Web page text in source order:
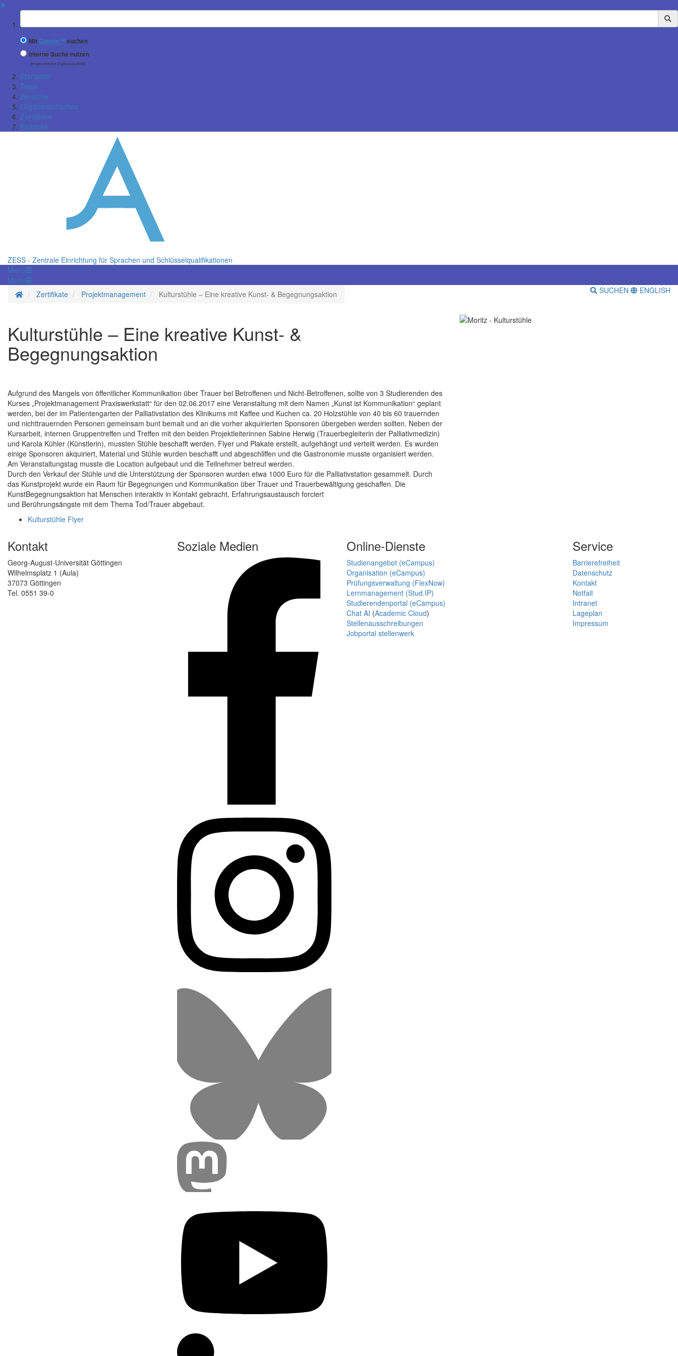
✖
Suchbegriff
Mit Google™ suchen
Interne Suche nutzen
(eingeschränkte Ergebnisqualität)
Startseite
Team
Bereiche
Organisatorisches
Zertifikate
Einblicke
ZESS - Zentrale Einrichtung für Sprachen und Schlüsselqualifikationen
Menü
Menü
Startseite
Zertifikate Projektmanagement Kulturstühle – Eine kreative Kunst- & Begegnungsaktion SUCHEN ENGLISH
Kulturstühle – Eine kreative Kunst- &
Begegnungsaktion
Aufgrund des Mangels von öffentlicher Kommunikation über Trauer bei Betroffenen und Nicht-Betroffenen, sollte von 3 Studierenden des
Kurses „Projektmanagement Praxiswerkstatt“ für den 02.06.2017 eine Veranstaltung mit dem Namen „Kunst ist Kommunikation“ geplant
werden, bei der im Patientengarten der Palliativstation des Klinikums mit Kaffee und Kuchen ca. 20 Holzstühle von 40 bis 60 trauernden
und nichttrauernden Personen gemeinsam bunt bemalt und an die vorher akquirierten Sponsoren übergeben werden sollten. Neben der
Kursarbeit, internen Gruppentreffen und Treffen mit den beiden Projektleiterinnen Sabine Herwig (Trauerbegleiterin der Palliativmedizin)
und Karola Kühler (Künstlerin), mussten Stühle beschafft werden, Flyer und Plakate erstellt, aufgehängt und verteilt werden. Es wurden
einige Sponsoren akquiriert, Material und Stühle wurden beschafft und abgeschliffen und die Gastronomie musste organisiert werden.
Am Veranstaltungstag musste die Location aufgebaut und die Teilnehmer betreut werden.
Durch den Verkauf der Stühle und die Unterstützung der Sponsoren wurden etwa 1000 Euro für die Palliativstation gesammelt. Durch
das Kunstprojekt wurde ein Raum für Begegnungen und Kommunikation über Trauer und Trauerbewältigung geschaffen. Die
KunstBegegnungsaktion hat Menschen interaktiv in Kontakt gebracht, Erfahrungsaustausch forciert
und Berührungsängste mit dem Thema Tod/Trauer abgebaut.
Kulturstühle Flyer
Kontakt
Georg-August-Universität Göttingen
Wilhelmsplatz 1 (Aula)
37073 Göttingen
Tel. 0551 39-0
Soziale Medien Online-Dienste
Studienangebot (eCampus)
Organisation (eCampus)
Prüfungsverwaltung (FlexNow)
Lernmanagement (Stud.IP)
Studierendenportal (eCampus)
Chat AI (Academic Cloud)
Stellenausschreibungen
Jobportal stellenwerk
Service
Barrierefreiheit
Datenschutz
Kontakt
Notfall
Intranet
Lageplan
Impressum